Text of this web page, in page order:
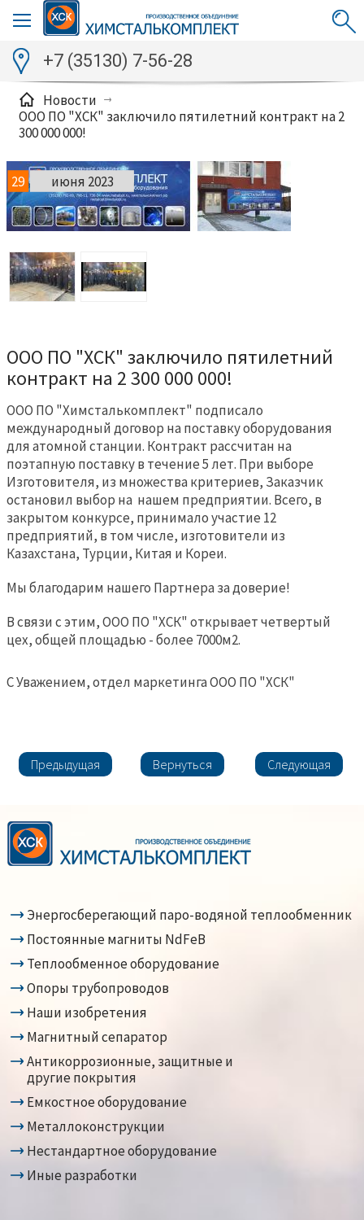
+7 (35130) 7-56-28
Новости
ООО ПО "ХСК" заключило пятилетний контракт на 2
300 000 000!
29 июня 2023
ООО ПО "ХСК" заключило пятилетний
контракт на 2 300 000 000!
ООО ПО "Химсталькомплект" подписало
международный договор на поставку оборудования
для атомной станции. Контракт рассчитан на
поэтапную поставку в течение 5 лет. При выборе
Изготовителя, из множества критериев, Заказчик
остановил выбор на нашем предприятии. Всего, в
закрытом конкурсе, принимало участие 12
предприятий, в том числе, изготовители из
Казахстана, Турции, Китая и Кореи.
Мы благодарим нашего Партнера за доверие!
В связи с этим, ООО ПО "ХСК" открывает четвертый
цех, общей площадью - более 7000м2.
С Уважением, отдел маркетинга ООО ПО "ХСК"
Предыдущая Вернуться Следующая
Энергосберегающий паро-водяной теплообменник
Постоянные магниты NdFeB
Теплообменное оборудование
Опоры трубопроводов
Наши изобретения
Магнитный сепаратор
Антикоррозионные, защитные и
другие покрытия
Емкостное оборудование
Металлоконструкции
Нестандартное оборудование
Иные разработки